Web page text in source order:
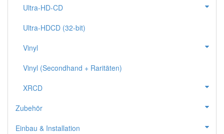
Ultra-HD-CD
Ultra-HDCD (32-bit)
Vinyl
Vinyl (Secondhand + Raritäten)
XRCD
Zubehör
Einbau & Installation